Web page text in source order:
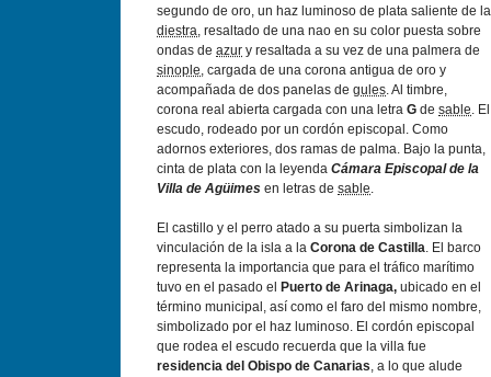
segundo de oro, un haz luminoso de plata saliente de la
diestra, resaltado de una nao en su color puesta sobre
ondas de azur y resaltada a su vez de una palmera de
sinople, cargada de una corona antigua de oro y
acompañada de dos panelas de gules. Al timbre,
corona real abierta cargada con una letra G de sable. El
escudo, rodeado por un cordón episcopal. Como
adornos exteriores, dos ramas de palma. Bajo la punta,
cinta de plata con la leyenda Cámara Episcopal de la
Villa de Agüimes en letras de sable.
El castillo y el perro atado a su puerta simbolizan la
vinculación de la isla a la Corona de Castilla. El barco
representa la importancia que para el tráfico marí­timo
tuvo en el pasado el
Puerto de Arinaga, ubicado en el
término municipal, así­ como el faro del mismo nombre,
simbolizado por el haz luminoso. El cordón episcopal
que rodea el escudo recuerda que la villa fue
residencia del Obispo de Canarias, a lo que alude